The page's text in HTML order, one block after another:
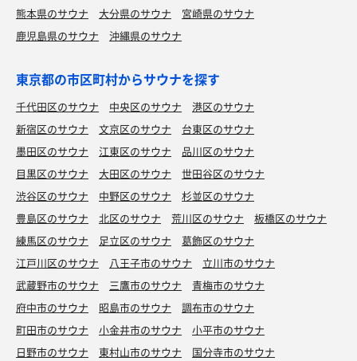
熊本県のサウナ
大分県のサウナ
宮崎県のサウナ
鹿児島県のサウナ
沖縄県のサウナ
東京都の市区町村からサウナを探す
千代田区のサウナ 中央区のサウナ
港区のサウナ
新宿区のサウナ
文京区のサウナ
台東区のサウナ
墨田区のサウナ
江東区のサウナ
品川区のサウナ
目黒区のサウナ
大田区のサウナ
世田谷区のサウナ
渋谷区のサウナ
中野区のサウナ
杉並区のサウナ
豊島区のサウナ
北区のサウナ 荒川区のサウナ
板橋区のサウナ
練馬区のサウナ
足立区のサウナ
葛飾区のサウナ
江戸川区のサウナ
八王子市のサウナ
立川市のサウナ
武蔵野市のサウナ
三鷹市のサウナ
青梅市のサウナ
府中市のサウナ
昭島市のサウナ
調布市のサウナ
町田市のサウナ
小金井市のサウナ
小平市のサウナ
日野市のサウナ
東村山市のサウナ
国分寺市のサウナ